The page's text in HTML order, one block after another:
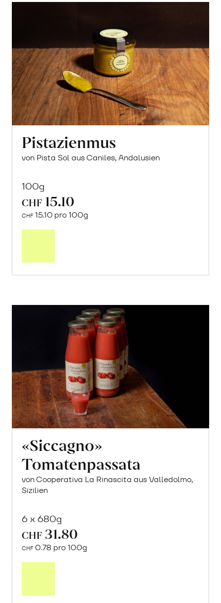
Pistazienmus
von Pista Sol aus Caniles, Andalusien
100g
CHF 15.10
CHF 15.10 pro 100g
«Siccagno»
Tomatenpassata
von Cooperativa La Rinascita aus Valledolmo,
Sizilien
6 x 680g
CHF 31.80
CHF 0.78 pro 100g